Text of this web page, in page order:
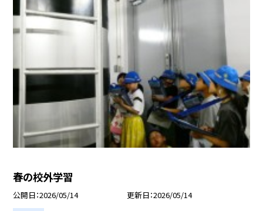
春の校外学習
公開日 2026/05/14 更新日 2026/05/14